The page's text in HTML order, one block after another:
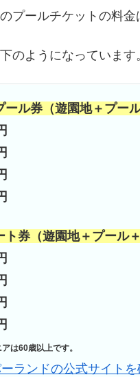
プールチケットの料金
のようになっています
ール券（遊園地＋プー
ト券（遊園地＋プール
は60歳以上です。
ランドの公式サイトを